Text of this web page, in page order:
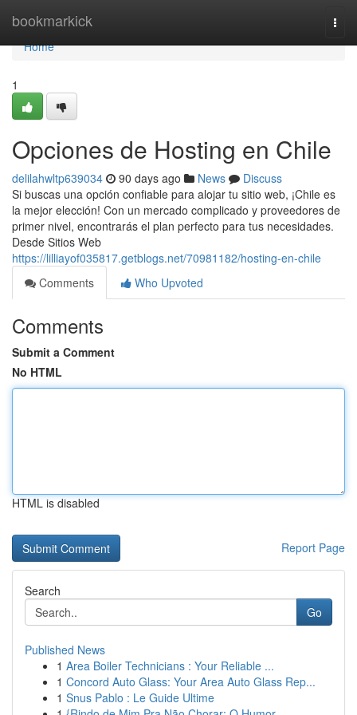
bookmarkick
Home
Home
1
Opciones de Hosting en Chile
delilahwltp639034 90 days ago News
Discuss
Si buscas una opción confiable para alojar tu sitio web, ¡Chile es
la mejor elección! Con un mercado complicado y proveedores de
primer nivel, encontrarás el plan perfecto para tus necesidades.
Desde Sitios Web
https://lilliayof035817.getblogs.net/70981182/hosting-en-chile
Comments
Who Upvoted
Comments
Submit a Comment
No HTML
HTML is disabled
Report Page
Search
Go
Published News
1 Area Boiler Technicians : Your Reliable ...
1 Concord Auto Glass: Your Area Auto Glass Rep...
1 Snus Pablo : Le Guide Ultime